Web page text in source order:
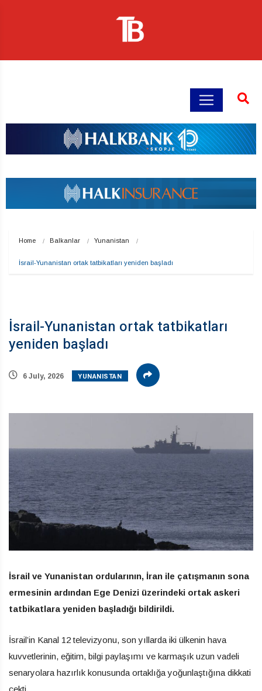
Home Balkanlar Yunanistan
İsrail-Yunanistan ortak tatbikatları yeniden başladı
İsrail-Yunanistan ortak tatbikatları
yeniden başladı
6 July, 2026 YUNANISTAN
İsrail ve Yunanistan ordularının, İran ile çatışmanın sona
ermesinin ardından Ege Denizi üzerindeki ortak askeri
tatbikatlara yeniden başladığı bildirildi.
İsrail’in Kanal 12 televizyonu, son yıllarda iki ülkenin hava
kuvvetlerinin, eğitim, bilgi paylaşımı ve karmaşık uzun vadeli
senaryolara hazırlık konusunda ortaklığa yoğunlaştığına dikkati
çekti.